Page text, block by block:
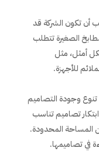
أن تكون الشركة قد
الصغيرة تتطلب
أمثل، مثل
للأجهزة.
وجودة التصاميم
تصاميم تناسب
المحدودة.
في تصاميمها.